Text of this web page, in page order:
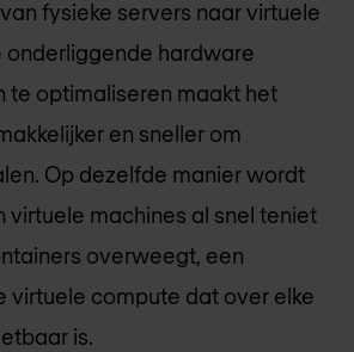
fysieke servers naar virtuele
onderliggende hardware
te optimaliseren maakt het
en sneller om
Op dezelfde manier wordt
virtuele machines al snel teniet
overweegt, een
virtuele compute dat over elke
is.